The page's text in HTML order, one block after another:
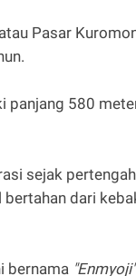
Pasar
panjang 580
sejak
bertahan dari
bernama